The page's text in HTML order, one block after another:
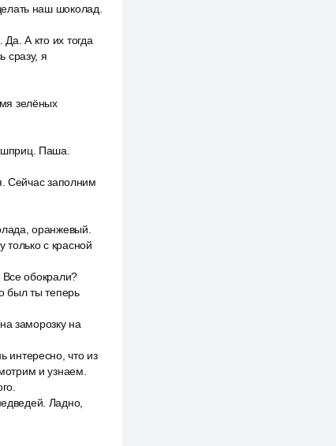
наш шоколад.
А кто их тогда
сразу, я
зелёных
Паша.
Сейчас заполним
оранжевый.
с красной
Все обокрали?
был ты теперь
заморозку на
интересно, что из
и узнаем.
Ладно,